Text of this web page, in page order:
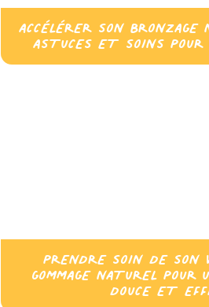
ACCÉLÉRER SON
ASTUCES ET SOINS
PRENDRE SOIN DE SON
GOMMAGE NATUREL
DOUCE ET